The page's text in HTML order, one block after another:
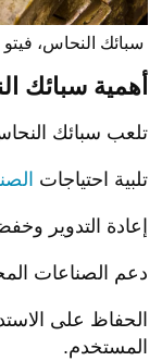
أهمية سبائك
تلعب سبائك
تلبية احتياجات
إعادة التدوير
دعم الصناعات
الحفاظ على
المستخدم.